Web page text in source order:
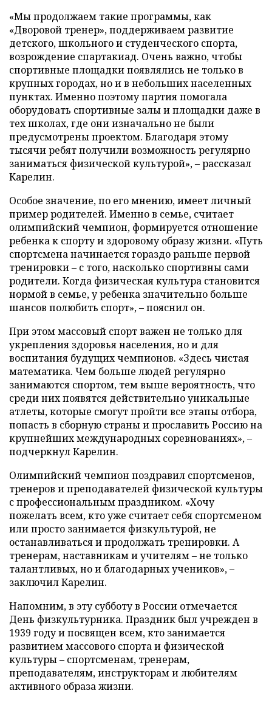
«Мы продолжаем такие программы, как
«Дворовой тренер», поддерживаем развитие
детского, школьного и студенческого спорта,
возрождение спартакиад. Очень важно, чтобы
спортивные площадки появлялись не только в
крупных городах, но и в небольших населенных
пунктах. Именно поэтому партия помогала
оборудовать спортивные залы и площадки даже в
тех школах, где они изначально не были
предусмотрены проектом. Благодаря этому
тысячи ребят получили возможность регулярно
заниматься физической культурой», – рассказал
Карелин.
Особое значение, по его мнению, имеет личный
пример родителей. Именно в семье, считает
олимпийский чемпион, формируется отношение
ребенка к спорту и здоровому образу жизни. «Путь
спортсмена начинается гораздо раньше первой
тренировки – с того, насколько спортивны сами
родители. Когда физическая культура становится
нормой в семье, у ребенка значительно больше
шансов полюбить спорт», – пояснил он.
При этом массовый спорт важен не только для
укрепления здоровья населения, но и для
воспитания будущих чемпионов. «Здесь чистая
математика. Чем больше людей регулярно
занимаются спортом, тем выше вероятность, что
среди них появятся действительно уникальные
атлеты, которые смогут пройти все этапы отбора,
попасть в сборную страны и прославить Россию на
крупнейших международных соревнованиях», –
подчеркнул Карелин.
Олимпийский чемпион поздравил спортсменов,
тренеров и преподавателей физической культуры
с профессиональным праздником. «Хочу
пожелать всем, кто уже считает себя спортсменом
или просто занимается физкультурой, не
останавливаться и продолжать тренировки. А
тренерам, наставникам и учителям – не только
талантливых, но и благодарных учеников», –
заключил Карелин.
Напомним, в эту субботу в России отмечается
День физкультурника. Праздник был учрежден в
1939 году и посвящен всем, кто занимается
развитием массового спорта и физической
культуры – спортсменам, тренерам,
преподавателям, инструкторам и любителям
активного образа жизни.